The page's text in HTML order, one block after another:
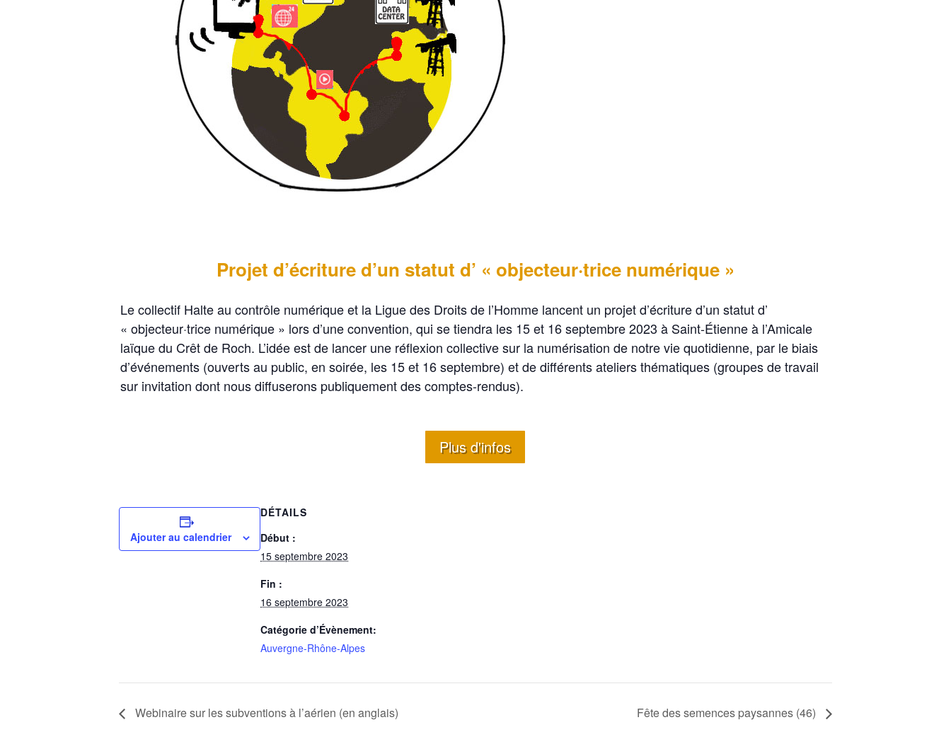
Projet d’écriture d’un statut d’ « objecteur·trice numérique »
Le collectif Halte au contrôle numérique et la Ligue des Droits de l’Homme lancent un projet d’écriture d’un statut d’
« objecteur·trice numérique » lors d’une convention, qui se tiendra les 15 et 16 septembre 2023 à Saint-Étienne à l’Amicale
laïque du Crêt de Roch. L’idée est de lancer une réflexion collective sur la numérisation de notre vie quotidienne, par le biais
d’événements (ouverts au public, en soirée, les 15 et 16 septembre) et de différents ateliers thématiques (groupes de travail
sur invitation dont nous diffuserons publiquement des comptes-rendus).
Plus d'infos
Ajouter au calendrier
DÉTAILS
Début :
15 septembre 2023
Fin :
16 septembre 2023
Catégorie d’Évènement:
Auvergne-Rhône-Alpes
Webinaire sur les subventions à l’aérien (en anglais) Fête des semences paysannes (46)